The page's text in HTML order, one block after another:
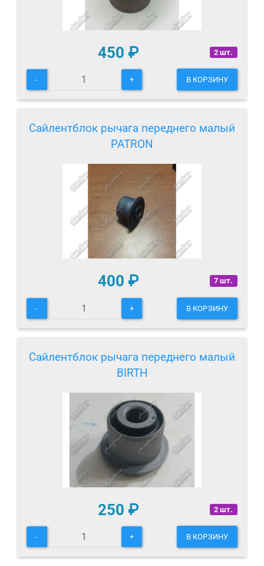
2 шт.
450 ₽
- + В КОРЗИНУ
Сайлентблок рычага переднего малый
PATRON
7 шт.
400 ₽
- + В КОРЗИНУ
Сайлентблок рычага переднего малый
BIRTH
2 шт.
250 ₽
- + В КОРЗИНУ